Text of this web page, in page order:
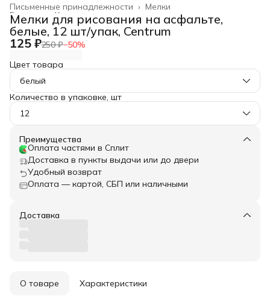
Мелки
Письменные принадлежности ›
Канцелярские товары
Главная
Мелки для рисования на асфальте,
белые, 12 шт/упак, Centrum
125 ₽250 ₽−50%
Цвет товара
белый
Количество в упаковке, шт
12
Преимущества
Оплата частями в Сплит
Доставка в пункты выдачи или до двери
Удобный возврат
Оплата — картой, СБП или наличными
Доставка
О товаре Характеристики